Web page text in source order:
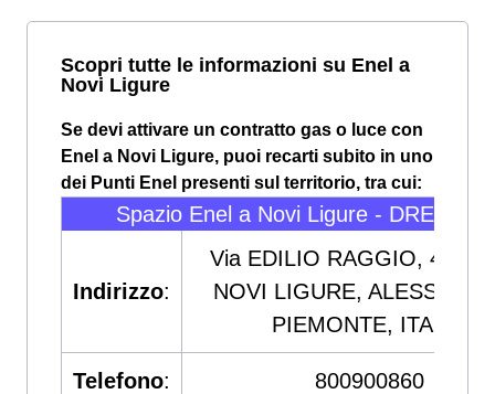
Scopri tutte le informazioni su Enel a
Novi Ligure
Se devi attivare un contratto gas o luce con
Enel a Novi Ligure, puoi recarti subito in uno
dei Punti Enel presenti sul territorio, tra cui:
Spazio Enel a Novi Ligure -
Indirizzo:
Via EDILIO RAGGIO, 41,
NOVI LIGURE,
PIEMONTE, ITALIA
Telefono: 800900860